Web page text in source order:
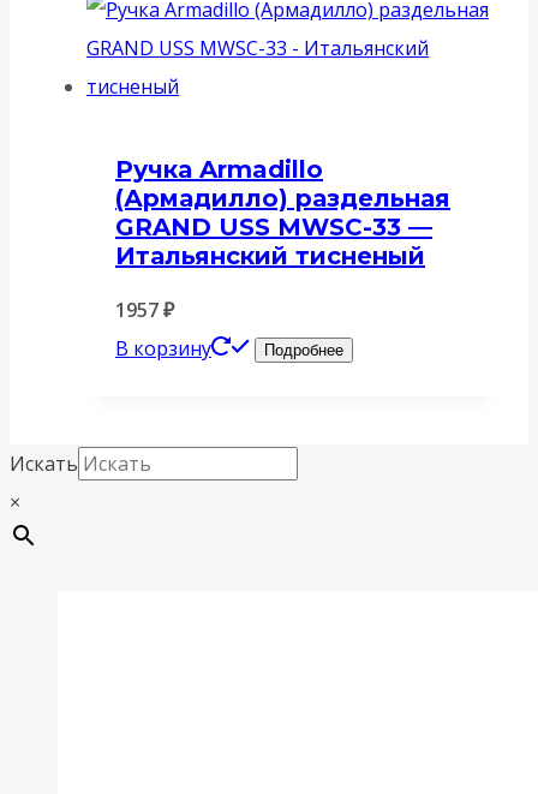
Ручка Armadillo
(Армадилло) раздельная
GRAND USS MWSC-33 —
Итальянский тисненый
1957₽
В корзину
Подробнее
Искать
×